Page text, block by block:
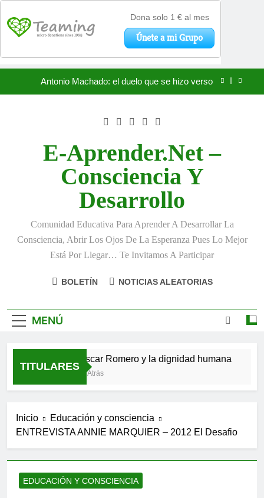
«La kinesina y la felicidad: cómo una proteína
impulsa tu bienestar»
Antonio Machado: el duelo que se hizo verso
San Óscar Romero y la dignidad humana
impulsa tu bienestar»
Antonio Machado: el duelo que se hizo verso
«La kinesina y la felicidad: cómo una proteína
impulsa tu bienestar»
E-Aprender.net –
Consciencia Y
Desarrollo
Comunidad Educativa Para Aprender A Desarrollar La
Consciencia, Abrir Los Ojos De La Esperanza Pues Lo Mejor
Está Por Llegar… Te Invitamos A Participar
BOLETÍN NOTICIAS ALEATORIAS
MENÚ
TITULARES
San Óscar Romero y la dignidad humana
4 Meses Atrás
Inicio
Educación y consciencia
ENTREVISTA ANNIE MARQUIER – 2012 El Desafio
EDUCACIÓN Y CONSCIENCIA